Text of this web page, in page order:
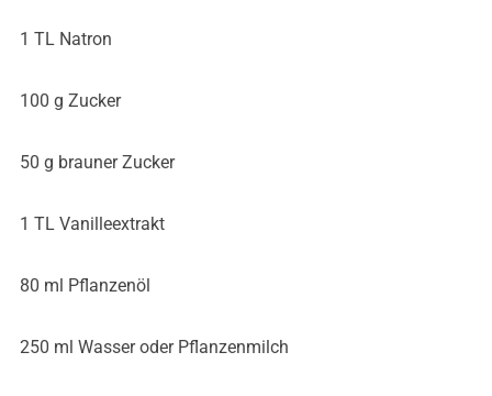
1 TL Natron
100 g Zucker
50 g brauner Zucker
1 TL Vanilleextrakt
80 ml Pflanzenöl
250 ml Wasser oder Pflanzenmilch